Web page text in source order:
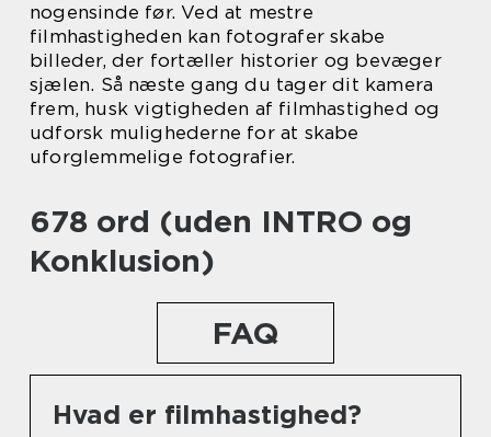
nogensinde før. Ved at mestre
filmhastigheden kan fotografer skabe
billeder, der fortæller historier og bevæger
sjælen. Så næste gang du tager dit kamera
frem, husk vigtigheden af filmhastighed og
udforsk mulighederne for at skabe
uforglemmelige fotografier.
678 ord (uden INTRO og
Konklusion)
FAQ
Hvad er filmhastighed?